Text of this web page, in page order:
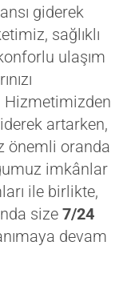
giderek
sağlıklı
ulaşım
Hizmetimizden
artarken,
önemli oranda
imkânlar
ile birlikte,
size 7/24
devam